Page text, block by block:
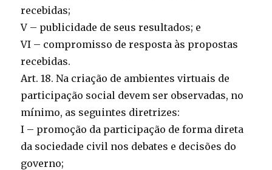
recebidas;
V – publicidade de seus resultados; e
VI – compromisso de resposta às propostas
recebidas.
Art. 18. Na criação de ambientes virtuais de
participação social devem ser observadas, no
mínimo, as seguintes diretrizes:
I – promoção da participação de forma direta
da sociedade civil nos debates e decisões do
governo;